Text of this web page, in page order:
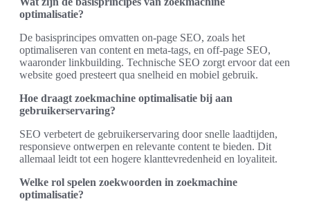
optimalisatie?
De basisprincipes omvatten on-page SEO, zoals het
optimaliseren van content en meta-tags, en off-page SEO,
waaronder linkbuilding. Technische SEO zorgt ervoor dat een
website goed presteert qua snelheid en mobiel gebruik.
Hoe draagt zoekmachine optimalisatie bij aan
gebruikerservaring?
SEO verbetert de gebruikerservaring door snelle laadtijden,
responsieve ontwerpen en relevante content te bieden. Dit
allemaal leidt tot een hogere klanttevredenheid en loyaliteit.
Welke rol spelen zoekwoorden in zoekmachine
optimalisatie?